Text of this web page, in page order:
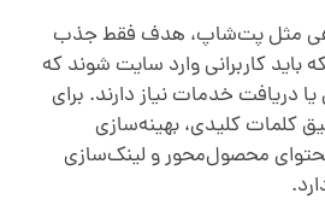
مثل پت‌شاپ، هدف فقط جذب
باید کاربرانی وارد سایت شوند که
دریافت خدمات نیاز دارند. برای
کلمات کلیدی، بهینه‌سازی
محصول‌محور و لینک‌سازی